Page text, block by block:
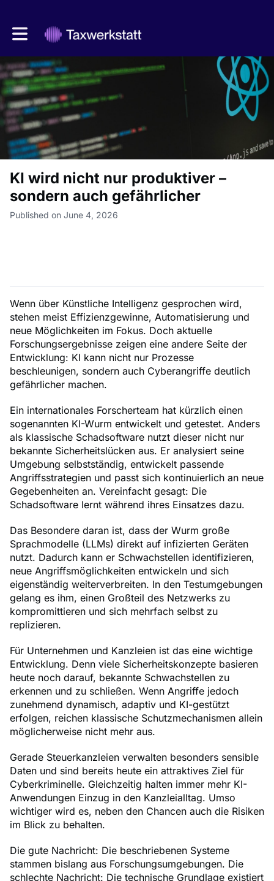
Toggle main navigation
KI wird nicht nur produktiver –
sondern auch gefährlicher
Published on June 4, 2026
Wenn über Künstliche Intelligenz gesprochen wird,
stehen meist Effizienzgewinne, Automatisierung und
neue Möglichkeiten im Fokus. Doch aktuelle
Forschungsergebnisse zeigen eine andere Seite der
Entwicklung: KI kann nicht nur Prozesse
beschleunigen, sondern auch Cyberangriffe deutlich
gefährlicher machen.
Ein internationales Forscherteam hat kürzlich einen
sogenannten KI-Wurm entwickelt und getestet. Anders
als klassische Schadsoftware nutzt dieser nicht nur
bekannte Sicherheitslücken aus. Er analysiert seine
Umgebung selbstständig, entwickelt passende
Angriffsstrategien und passt sich kontinuierlich an neue
Gegebenheiten an. Vereinfacht gesagt: Die
Schadsoftware lernt während ihres Einsatzes dazu.
Das Besondere daran ist, dass der Wurm große
Sprachmodelle (LLMs) direkt auf infizierten Geräten
nutzt. Dadurch kann er Schwachstellen identifizieren,
neue Angriffsmöglichkeiten entwickeln und sich
eigenständig weiterverbreiten. In den Testumgebungen
gelang es ihm, einen Großteil des Netzwerks zu
kompromittieren und sich mehrfach selbst zu
replizieren.
Für Unternehmen und Kanzleien ist das eine wichtige
Entwicklung. Denn viele Sicherheitskonzepte basieren
heute noch darauf, bekannte Schwachstellen zu
erkennen und zu schließen. Wenn Angriffe jedoch
zunehmend dynamisch, adaptiv und KI-gestützt
erfolgen, reichen klassische Schutzmechanismen allein
möglicherweise nicht mehr aus.
Gerade Steuerkanzleien verwalten besonders sensible
Daten und sind bereits heute ein attraktives Ziel für
Cyberkriminelle. Gleichzeitig halten immer mehr KI-
Anwendungen Einzug in den Kanzleialltag. Umso
wichtiger wird es, neben den Chancen auch die Risiken
im Blick zu behalten.
Die gute Nachricht: Die beschriebenen Systeme
stammen bislang aus Forschungsumgebungen. Die
schlechte Nachricht: Die technische Grundlage existiert